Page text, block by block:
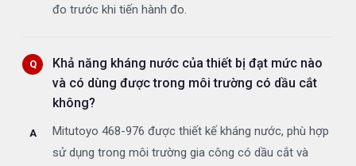
đo trước khi tiến hành đo.
Khả năng kháng nước của thiết bị đạt mức nào
và có dùng được trong môi trường có dầu cắt
không?
Mitutoyo 468-976 được thiết kế kháng nước, phù hợp
sử dụng trong môi trường gia công có dầu cắt và